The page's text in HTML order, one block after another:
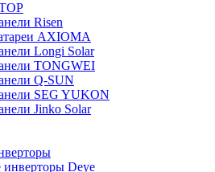
Risen
AXIOMA
Longi Solar
TONGWEI
Q-SUN
SEG YUKON
Jinko Solar
Deye